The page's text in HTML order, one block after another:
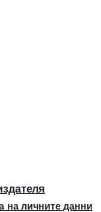
на личните данни